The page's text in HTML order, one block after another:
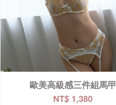
歐美高級感三件組馬甲
NT$ 1,380